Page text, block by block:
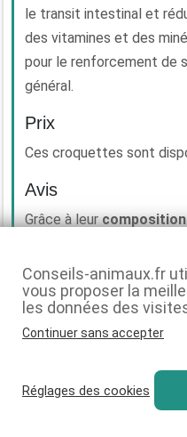
le transit intestinal et
des vitamines et des
pour le renforcement de
général.
Prix
Ces croquettes sont
Avis
Grâce à leur
notamment dans le cadre
animaux prédisposés.
en taurine, en minéraux
mais aussi envitamines
cette race
Conseils-animaux.fr
vous proposer la
les données des
Continuer sans accepter
Réglages des cookies